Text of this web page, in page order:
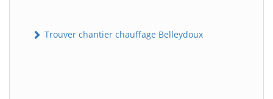
Trouver chantier chauffage Belleydoux